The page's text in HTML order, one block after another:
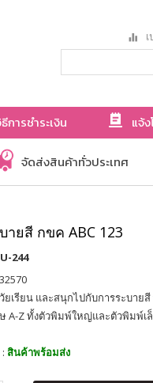
การชำระเงิน แจ้
จัดส่งสินค้าทั่วประเทศ
ายสี กขค ABC 123
244
ยเรียน และสนุกไปกับการระบาย
A-Z ทั้งตัวพิมพ์ใหญ่และตัวพิมพ์เล็
สินค้าพร้อมส่ง